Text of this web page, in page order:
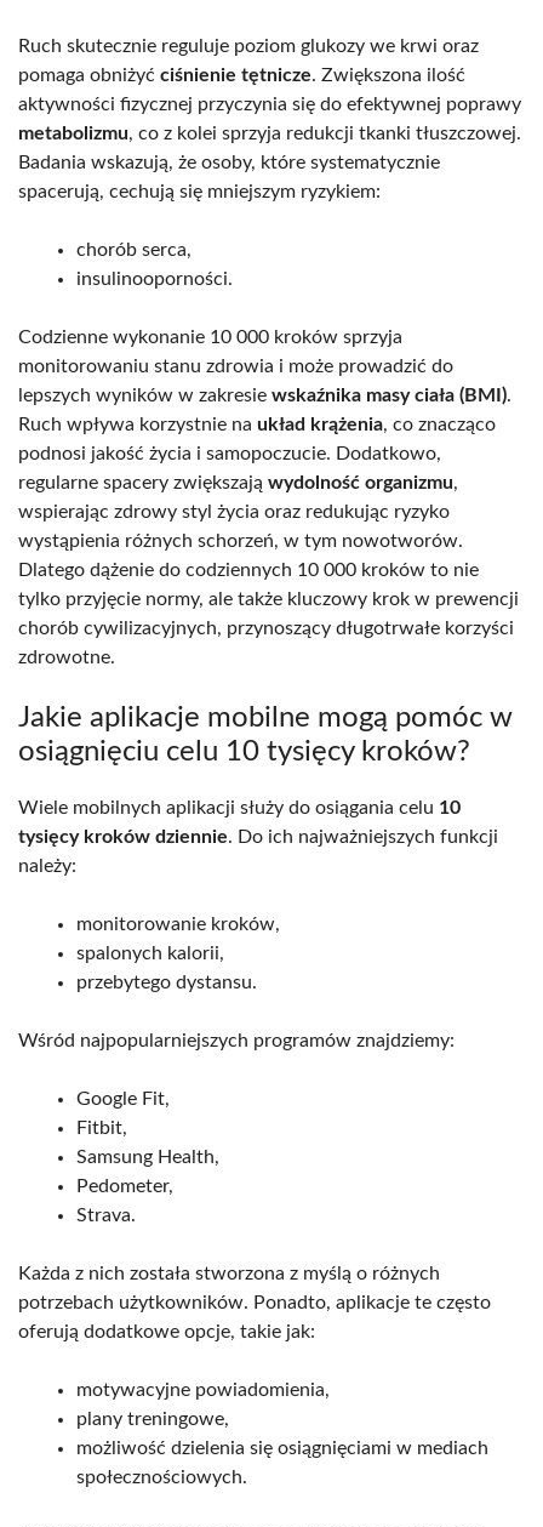
Ruch skutecznie reguluje poziom glukozy we krwi oraz
pomaga obniżyć ciśnienie tętnicze. Zwiększona ilość
aktywności fizycznej przyczynia się do efektywnej poprawy
metabolizmu, co z kolei sprzyja redukcji tkanki tłuszczowej.
Badania wskazują, że osoby, które systematycznie
spacerują, cechują się mniejszym ryzykiem:
chorób serca,
insulinooporności.
Codzienne wykonanie 10 000 kroków sprzyja
monitorowaniu stanu zdrowia i może prowadzić do
lepszych wyników w zakresie wskaźnika masy ciała (BMI).
Ruch wpływa korzystnie na układ krążenia, co znacząco
podnosi jakość życia i samopoczucie. Dodatkowo,
regularne spacery zwiększają wydolność organizmu,
wspierając zdrowy styl życia oraz redukując ryzyko
wystąpienia różnych schorzeń, w tym nowotworów.
Dlatego dążenie do codziennych 10 000 kroków to nie
tylko przyjęcie normy, ale także kluczowy krok w prewencji
chorób cywilizacyjnych, przynoszący długotrwałe korzyści
zdrowotne.
Jakie aplikacje mobilne mogą pomóc w
osiągnięciu celu 10 tysięcy kroków?
Wiele mobilnych aplikacji służy do osiągania celu 10
tysięcy kroków dziennie. Do ich najważniejszych funkcji
należy:
monitorowanie kroków,
spalonych kalorii,
przebytego dystansu.
Wśród najpopularniejszych programów znajdziemy:
Google Fit,
Fitbit,
Samsung Health,
Pedometer,
Strava.
Każda z nich została stworzona z myślą o różnych
potrzebach użytkowników. Ponadto, aplikacje te często
oferują dodatkowe opcje, takie jak:
motywacyjne powiadomienia,
plany treningowe,
możliwość dzielenia się osiągnięciami w mediach
społecznościowych.